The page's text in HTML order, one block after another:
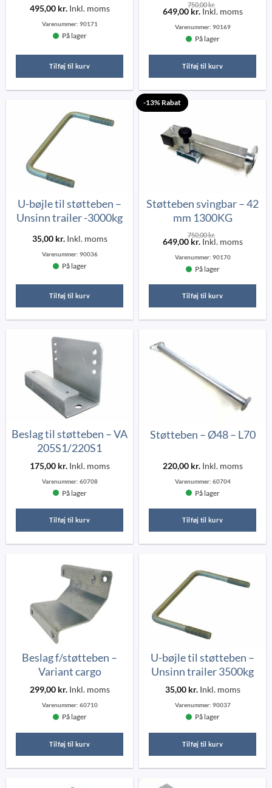
495,00 kr.Inkl. moms
Varenummer: 90171
På lager
Tilføj til kurv
750,00kr.
649,00 kr.Inkl. moms
Varenummer: 90169
På lager
Tilføj til kurv
U-bøjle til støtteben –
Unsinn trailer -3000kg
35,00 kr.Inkl. moms
Varenummer: 90036
På lager
Tilføj til kurv
-13% Rabat
Støtteben svingbar – 42
mm 1300KG
750,00kr.
649,00 kr.Inkl. moms
Varenummer: 90170
På lager
Tilføj til kurv
Beslag til støtteben – VA
205S1/220S1
175,00 kr.Inkl. moms
Varenummer: 60708
På lager
Tilføj til kurv
Støtteben – Ø48 – L70
220,00 kr.Inkl. moms
Varenummer: 60704
På lager
Tilføj til kurv
Beslag f/støtteben –
Variant cargo
299,00 kr.Inkl. moms
Varenummer: 60710
På lager
Tilføj til kurv
U-bøjle til støtteben –
Unsinn trailer 3500kg
35,00 kr.Inkl. moms
Varenummer: 90037
På lager
Tilføj til kurv